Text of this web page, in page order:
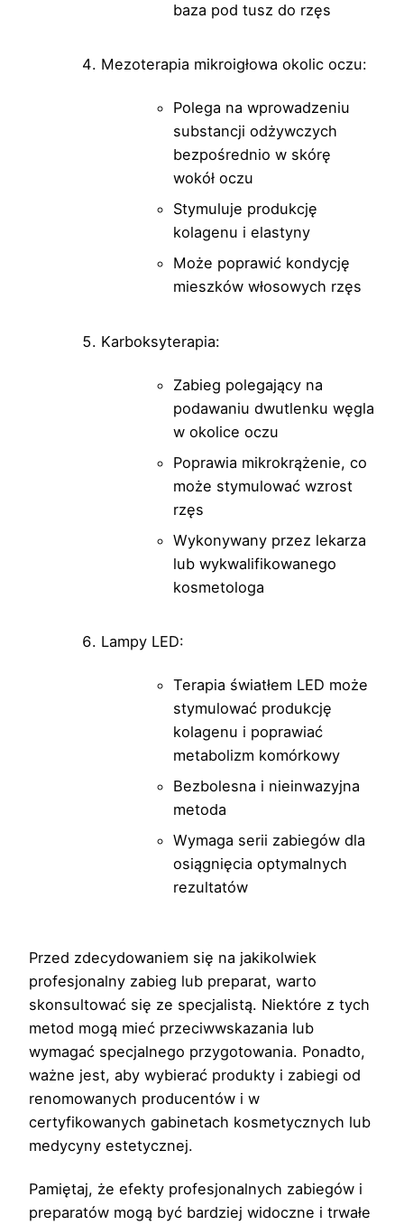
baza pod tusz do rzęs
Mezoterapia mikroigłowa okolic oczu:
Polega na wprowadzeniu
substancji odżywczych
bezpośrednio w skórę
wokół oczu
Stymuluje produkcję
kolagenu i elastyny
Może poprawić kondycję
mieszków włosowych rzęs
Karboksyterapia:
Zabieg polegający na
podawaniu dwutlenku węgla
w okolice oczu
Poprawia mikrokrążenie, co
może stymulować wzrost
rzęs
Wykonywany przez lekarza
lub wykwalifikowanego
kosmetologa
Lampy LED:
Terapia światłem LED może
stymulować produkcję
kolagenu i poprawiać
metabolizm komórkowy
Bezbolesna i nieinwazyjna
metoda
Wymaga serii zabiegów dla
osiągnięcia optymalnych
rezultatów
Przed zdecydowaniem się na jakikolwiek
profesjonalny zabieg lub preparat, warto
skonsultować się ze specjalistą. Niektóre z tych
metod mogą mieć przeciwwskazania lub
wymagać specjalnego przygotowania. Ponadto,
ważne jest, aby wybierać produkty i zabiegi od
renomowanych producentów i w
certyfikowanych gabinetach kosmetycznych lub
medycyny estetycznej.
Pamiętaj, że efekty profesjonalnych zabiegów i
preparatów mogą być bardziej widoczne i trwałe